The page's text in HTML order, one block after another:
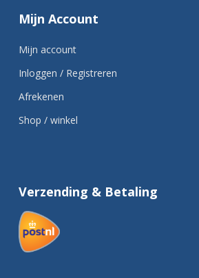
Mijn Account
Mijn account
Inloggen / Registreren
Afrekenen
Shop / winkel
Verzending & Betaling